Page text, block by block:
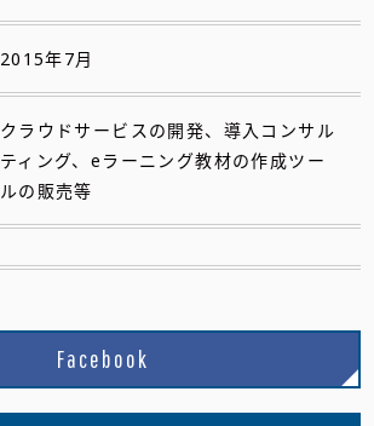
2015年7月
クラウドサービスの開発、導入コンサル
ティング、eラーニング教材の作成ツー
ルの販売等
Facebook